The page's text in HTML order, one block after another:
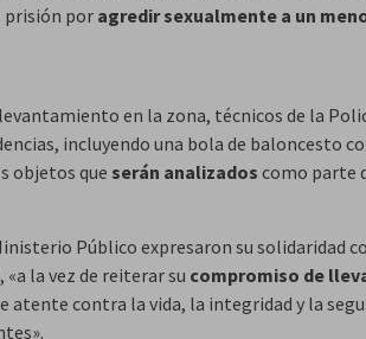
prisión por agredir sexualmente a un
en la zona, técnicos de la
incluyendo una bola de baloncesto
objetos que serán analizados como parte
Público expresaron su solidaridad
la vez de reiterar su compromiso de
atente contra la vida, la integridad y la